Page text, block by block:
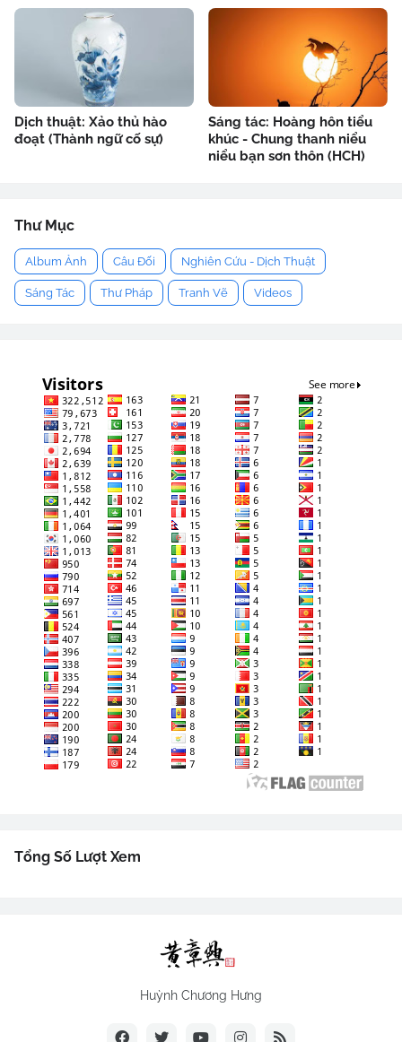
Dịch thuật: Xảo thủ hào
đoạt (Thành ngữ cố sự)
Sáng tác: Hoàng hôn tiểu
khúc - Chung thanh niểu
niểu bạn sơn thôn (HCH)
Thư Mục
Album Ảnh Câu Đối Nghiên Cứu - Dịch Thuật
Sáng Tác Thư Pháp Tranh Vẽ Videos
Tổng Số Lượt Xem
Huỳnh Chương Hưng